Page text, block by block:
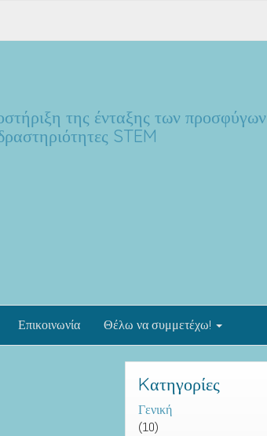
της ένταξης των προσφύγων
STEM
Επικοινωνία Θέλω να συμμετέχω!
Kατηγορίες
Γενική
(10)